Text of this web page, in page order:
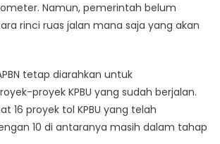
Namun, pemerintah belum
rinci ruas jalan mana saja yang akan
tetap diarahkan untuk
proyek KPBU yang sudah berjalan.
16 proyek tol KPBU yang telah
10 di antaranya masih dalam tahap